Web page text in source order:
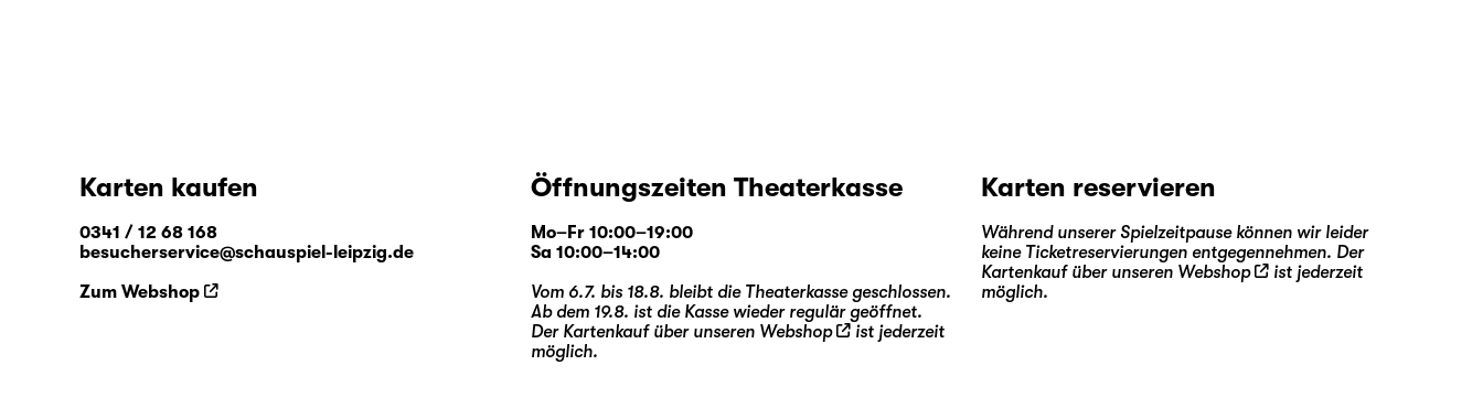
Karten kaufen
0341 / 12 68 168
besucherservice@schauspiel-leipzig.de
Zum Webshop
Öffnungszeiten Theaterkasse
Mo–Fr 10:00–19:00
Sa 10:00–14:00
Vom 6.7. bis 18.8. bleibt die Theaterkasse geschlossen.
Ab dem 19.8. ist die Kasse wieder regulär geöffnet.
Der Kartenkauf über unseren Webshop
ist jederzeit
möglich.
Karten reservieren
Während unserer Spielzeitpause können wir leider
keine Ticketreservierungen entgegennehmen. Der
Kartenkauf über unseren Webshop
ist jederzeit
möglich.